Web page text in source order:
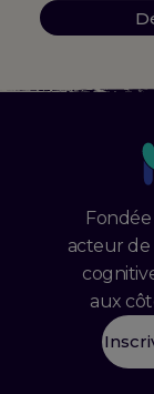
acteur de
aux